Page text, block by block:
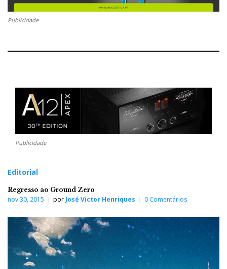
Publicidade
Publicidade
Editorial
Regresso ao Ground Zero
nov 30, 2015 por José Victor Henriques 0 Comentários